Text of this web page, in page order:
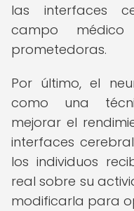
las interfaces
campo
prometedoras.
Por último, el
como una
mejorar el
interfaces
los individuos
real sobre su
modificarla para